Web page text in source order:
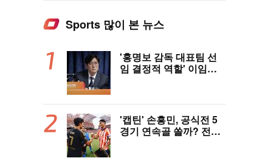
Sports 많이 본 뉴스
'홍명보 감독 대표팀 선
임 결정적 역할' 이임생
와 법정 공방 나선다
'캡틴' 손흥민, 공식전 5
경기 연속골 쏠까? 전반